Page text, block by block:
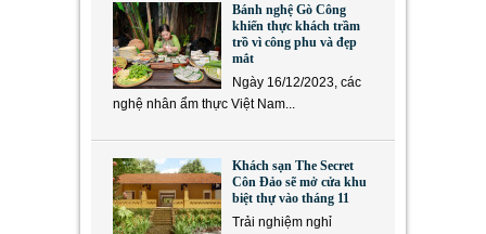
Bánh nghệ Gò Công
khiến thực khách trầm
trồ vì công phu và đẹp
mắt
Ngày 16/12/2023, các
nghệ nhân ẩm thực Việt Nam...
Khách sạn The Secret
Côn Đảo sẽ mở cửa khu
biệt thự vào tháng 11
Trải nghiệm nghỉ